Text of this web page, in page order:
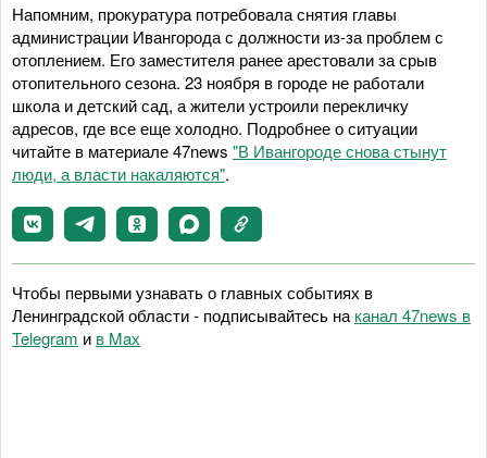
Напомним, прокуратура потребовала снятия главы
администрации Ивангорода с должности из-за проблем с
отоплением. Его заместителя ранее арестовали за срыв
отопительного сезона. 23 ноября в городе не работали
школа и детский сад, а жители устроили перекличку
адресов, где все еще холодно. Подробнее о ситуации
читайте в материале 47news "В Ивангороде снова стынут
люди, а власти накаляются".
Чтобы первыми узнавать о главных событиях в
Ленинградской области - подписывайтесь наканал 47news в
Telegram и в Maх